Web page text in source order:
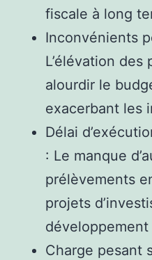
fiscale à long
Inconvénients
L’élévation des
alourdir le
exacerbant les
Délai
: Le manque
prélèvements
projets
Charge pesant